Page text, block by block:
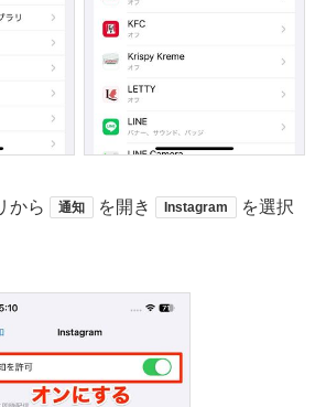
から 通知 を開き Instagram
を選択